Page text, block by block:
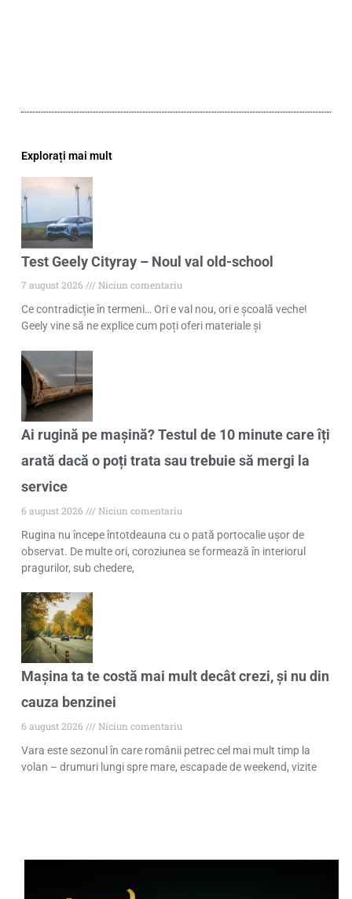
Explorați mai mult
Test Geely Cityray – Noul val old-school
7 august 2026
Niciun comentariu
Ce contradicție în termeni… Ori e val nou, ori e școală veche!
Geely vine să ne explice cum poți oferi materiale și
Ai rugină pe mașină? Testul de 10 minute care îți
arată dacă o poți trata sau trebuie să mergi la
service
6 august 2026
Niciun comentariu
Rugina nu începe întotdeauna cu o pată portocalie ușor de
observat. De multe ori, coroziunea se formează în interiorul
pragurilor, sub chedere,
Mașina ta te costă mai mult decât crezi, și nu din
cauza benzinei
6 august 2026
Niciun comentariu
Vara este sezonul în care românii petrec cel mai mult timp la
volan – drumuri lungi spre mare, escapade de weekend, vizite